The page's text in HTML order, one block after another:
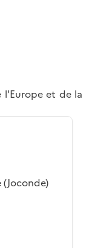
l'Europe et de la
(Joconde)